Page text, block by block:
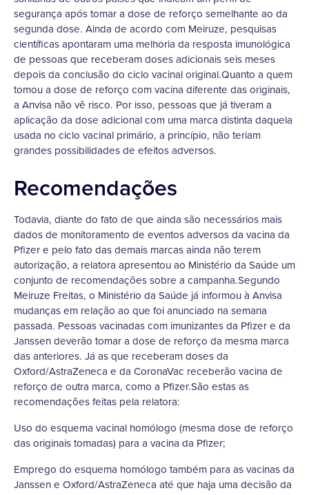
segurança após tomar a dose de reforço semelhante ao da
segunda dose. Ainda de acordo com Meiruze, pesquisas
científicas apontaram uma melhoria da resposta imunológica
de pessoas que receberam doses adicionais seis meses
depois da conclusão do ciclo vacinal original.Quanto a quem
tomou a dose de reforço com vacina diferente das originais,
a Anvisa não vê risco. Por isso, pessoas que já tiveram a
aplicação da dose adicional com uma marca distinta daquela
usada no ciclo vacinal primário, a princípio, não teriam
grandes possibilidades de efeitos adversos.
Recomendações
Todavia, diante do fato de que ainda são necessários mais
dados de monitoramento de eventos adversos da vacina da
Pfizer e pelo fato das demais marcas ainda não terem
autorização, a relatora apresentou ao Ministério da Saúde um
conjunto de recomendações sobre a campanha.Segundo
Meiruze Freitas, o Ministério da Saúde já informou à Anvisa
mudanças em relação ao que foi anunciado na semana
passada. Pessoas vacinadas com imunizantes da Pfizer e da
Janssen deverão tomar a dose de reforço da mesma marca
das anteriores. Já as que receberam doses da
Oxford/AstraZeneca e da CoronaVac receberão vacina de
reforço de outra marca, como a Pfizer.São estas as
recomendações feitas pela relatora:
Uso do esquema vacinal homólogo (mesma dose de reforço
das originais tomadas) para a vacina da Pfizer;
Emprego do esquema homólogo também para as vacinas da
Janssen e Oxford/AstraZeneca até que haja uma decisão da